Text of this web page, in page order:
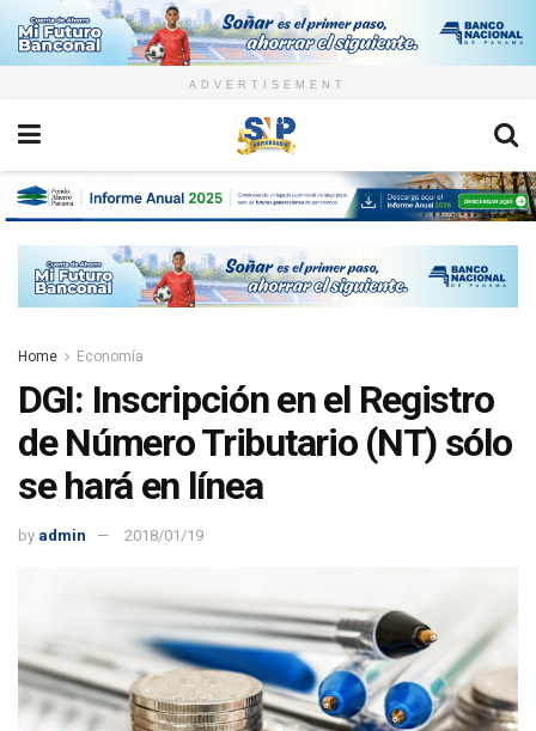
ADVERTISEMENT
Home Economía
DGI: Inscripción en el Registro
de Número Tributario (NT) sólo
se hará en línea
by admin 2018/01/19